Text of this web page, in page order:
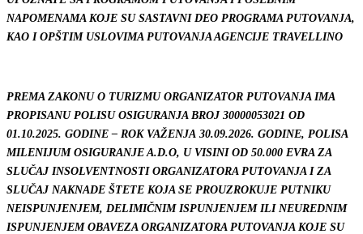
NAPOMENAMA KOJE SU SASTAVNI DEO PROGRAMA PUTOVANJA,
KAO I OPŠTIM USLOVIMA PUTOVANJA AGENCIJE TRAVELLINO
PREMA ZAKONU O TURIZMU ORGANIZATOR PUTOVANJA IMA
PROPISANU POLISU OSIGURANJA BROJ 30000053021 OD
01.10.2025. GODINE – ROK VAŽENJA 30.09.2026. GODINE, POLISA
MILENIJUM OSIGURANJE A.D.O, U VISINI OD 50.000 EVRA ZA
SLUČAJ INSOLVENTNOSTI ORGANIZATORA PUTOVANJA I ZA
SLUČAJ NAKNADE ŠTETE KOJA SE PROUZROKUJE PUTNIKU
NEISPUNJENJEM, DELIMIČNIM ISPUNJENJEM ILI NEUREDNIM
ISPUNJENJEM OBAVEZA ORGANIZATORA PUTOVANJA KOJE SU